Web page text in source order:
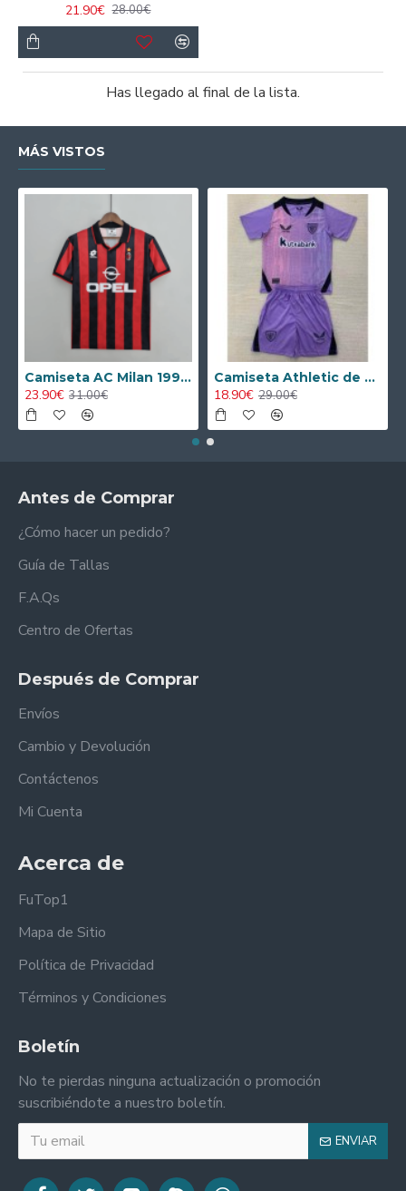
21.90€ 28.00€
Has llegado al final de la lista.
MÁS VISTOS
Camiseta AC Milan 1995/1996 Local Retro
23.90€ 31.00€
Camiseta Athletic de Bilbao 2024/2025 Alternativo Niño Kit
18.90€ 29.00€
Antes de Comprar
¿Cómo hacer un pedido?
Guía de Tallas
F.A.Qs
Centro de Ofertas
Después de Comprar
Envíos
Cambio y Devolución
Contáctenos
Mi Cuenta
Acerca de
FuTop1
Mapa de Sitio
Política de Privacidad
Términos y Condiciones
Boletín
No te pierdas ninguna actualización o promoción
suscribiéndote a nuestro boletín.
ENVIAR